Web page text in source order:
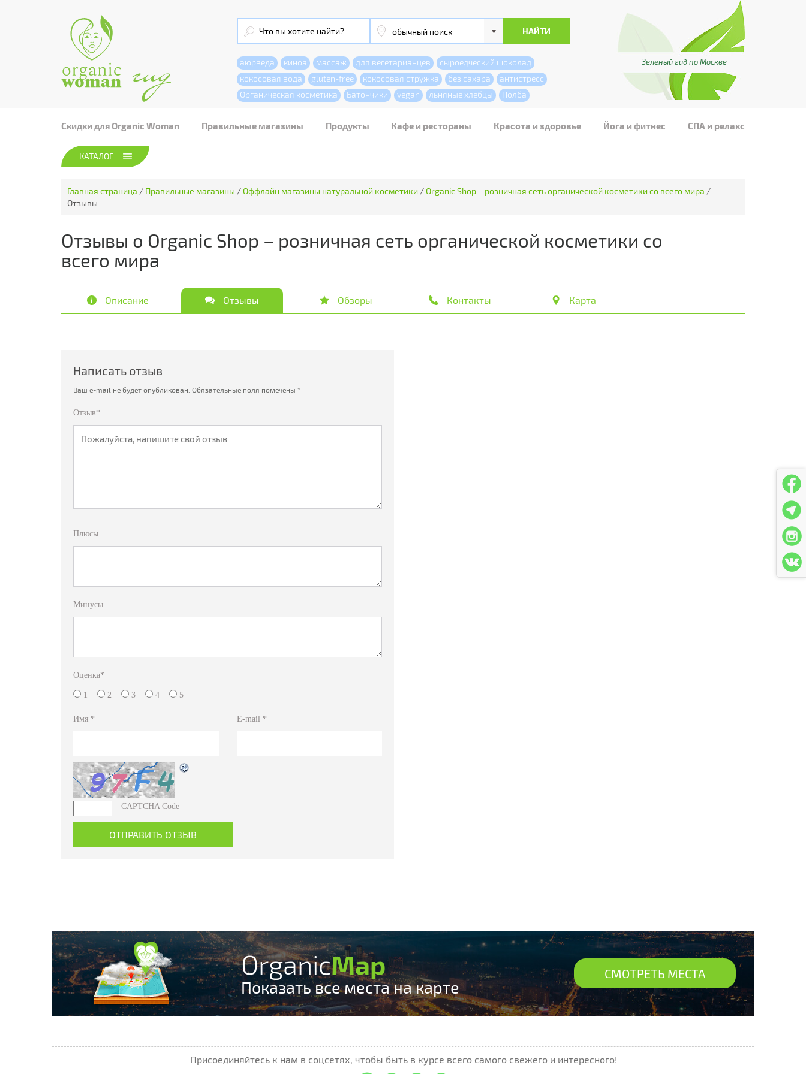
аюрведа киноа массаж для вегетарианцев
сыроедческий шоколад
кокосовая вода
gluten-free кокосовая стружка без сахара
антистресс
Органическая косметика
Батончики vegan льняные хлебцы Полба
Зеленый гид по Москве
Скидки для Organic Woman Правильные магазины Продукты Кафе и рестораны Красота и здоровье Йога и фитнес СПА и релакс
КАТАЛОГ
Главная страница / Правильные магазины /Оффлайн магазины натуральной косметики /Organic Shop – розничная сеть органической косметики со всего мира /
Отзывы
Отзывы о Organic Shop – розничная сеть органической косметики со
всего мира
Описание Отзывы Обзоры Контакты Карта
Написать отзыв
Ваш e-mail не будет опубликован. Обязательные поля помечены *
Отзыв*
Плюсы
Минусы
Оценка*
1 2 3 4 5
Имя * E-mail *
CAPTCHA Code
OrganicMap
Показать все места на карте
СМОТРЕТЬ МЕСТА
Присоединяйтесь к нам в соцсетях, чтобы быть в курсе всего самого свежего и интересного!